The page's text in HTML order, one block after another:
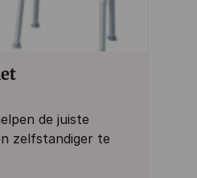
de juiste
zelfstandiger te